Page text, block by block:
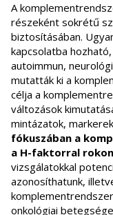
A
részeként sokrétű
biztosításában.
kapcsolatba
autoimmun,
mutatták ki a
célja a
változások
mintázatok,
fókuszában a
a H-faktorral
vizsgálatokkal
azonosíthatunk,
onkológiai